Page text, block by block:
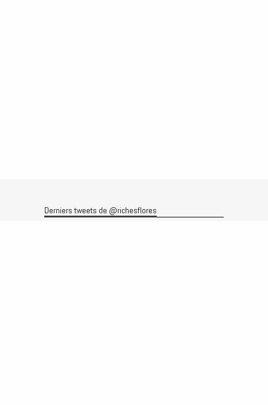
Derniers tweets de @richesflores